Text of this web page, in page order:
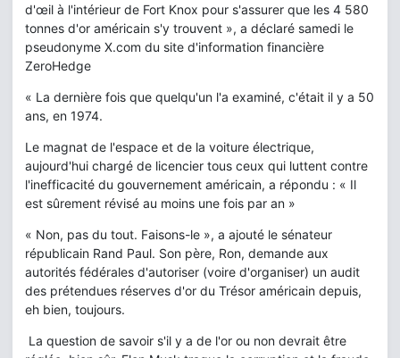
d'œil à l'intérieur de Fort Knox pour s'assurer que les 4 580
tonnes d'or américain s'y trouvent », a déclaré samedi le
pseudonyme X.com du site d'information financière
ZeroHedge
« La dernière fois que quelqu'un l'a examiné, c'était il y a 50
ans, en 1974.
Le magnat de l'espace et de la voiture électrique,
aujourd'hui chargé de licencier tous ceux qui luttent contre
l'inefficacité du gouvernement américain, a répondu : « Il
est sûrement révisé au moins une fois par an »
« Non, pas du tout. Faisons-le », a ajouté le sénateur
républicain Rand Paul. Son père, Ron, demande aux
autorités fédérales d'autoriser (voire d'organiser) un audit
des prétendues réserves d'or du Trésor américain depuis,
eh bien, toujours.
La question de savoir s'il y a de l'or ou non devrait être